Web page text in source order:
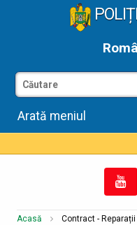
Arată meniul
Acasă Contract - Reparații